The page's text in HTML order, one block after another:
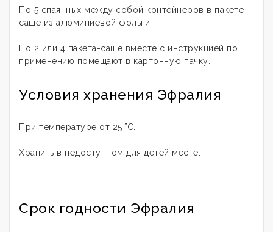
По 5 спаянных между собой контейнеров в пакете-
саше из алюминиевой фольги.
По 2 или 4 пакета-саше вместе с инструкцией по
применению помещают в картонную пачку.
Условия хранения Эфралия
При температуре от 25 ˚С.
Хранить в недоступном для детей месте.
Срок годности Эфралия